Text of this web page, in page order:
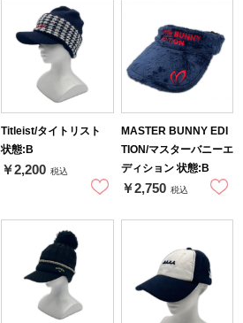
Titleist/タイトリスト
状態:B
￥2,200 税込
MASTER BUNNY EDI
TION/マスターバニーエ
ディション 状態:B
￥2,750 税込